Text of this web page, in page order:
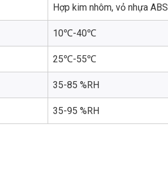
Hợp kim nhôm, vỏ nhựa ABS
10℃-40℃
25℃-55℃
35-85 %RH
35-95 %RH